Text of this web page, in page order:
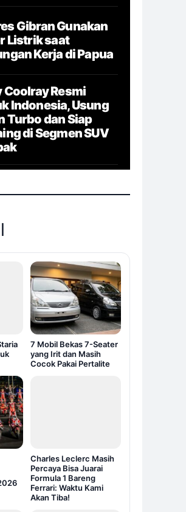
Gibran Gunakan
Listrik saat
Kerja di Papua
Coolray Resmi
Indonesia, Usung
Turbo dan Siap
di Segmen SUV
7 Mobil Bekas 7-Seater
yang Irit dan Masih
Cocok Pakai Pertalite
Charles Leclerc Masih
Percaya Bisa Juarai
Formula 1 Bareng
Ferrari: Waktu Kami
Akan Tiba!